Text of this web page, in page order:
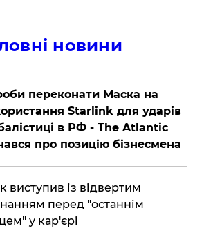
новини
переконати Маска на
Starlink для ударів
в РФ - The Atlantic
про позицію бізнесмена
виступив із відвертим
перед "останнім
у кар'єрі